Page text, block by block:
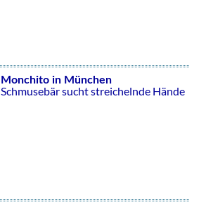
Monchito in München
Schmusebär sucht streichelnde Hände